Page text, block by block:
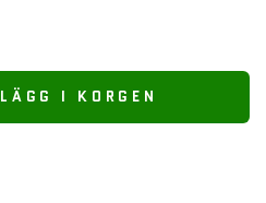
LÄGG I KORGEN